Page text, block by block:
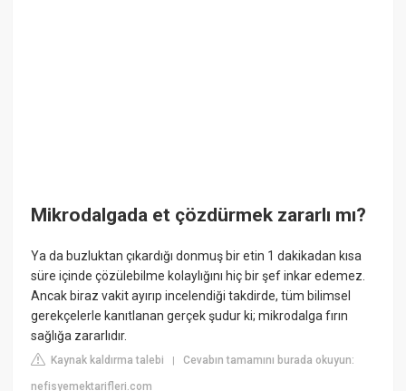
Mikrodalgada et çözdürmek zararlı mı?
Ya da buzluktan çıkardığı donmuş bir etin 1 dakikadan kısa
süre içinde çözülebilme kolaylığını hiç bir şef inkar edemez.
Ancak biraz vakit ayırıp incelendiği takdirde, tüm bilimsel
gerekçelerle kanıtlanan gerçek şudur ki; mikrodalga fırın
sağlığa zararlıdır.
Kaynak kaldırma talebi |Cevabın tamamını burada okuyun:
nefisyemektarifleri.com